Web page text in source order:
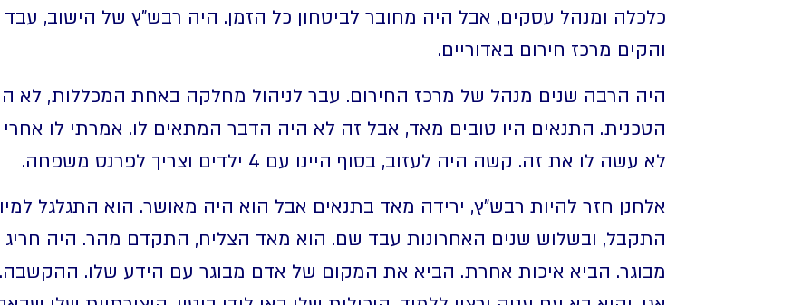
כלכלה ומנהל עסקים, אבל היה מחובר לביטחון כל הזמן. היה רבש"ץ של הישוב,
והקים מרכז חירום באדוריים.
היה הרבה שנים מנהל של מרכז החירום. עבר לניהול מחלקה באחת המכללות, לא
הטכנית. התנאים היו טובים מאד, אבל זה לא היה הדבר המתאים לו. אמרתי לו אחרי
לא עשה לו את זה. קשה היה לעזוב, בסוף היינו עם 4 ילדים וצריך לפרנס משפחה.
אלחנן חזר להיות רבש"ץ, ירידה מאד בתנאים אבל הוא היה מאושר. הוא התגלגל
התקבל, ובשלוש שנים האחרונות עבד שם. הוא מאד הצליח, התקדם מהר. היה חריג
מבוגר. הביא איכות אחרת. הביא את המקום של אדם מבוגר עם הידע שלו.